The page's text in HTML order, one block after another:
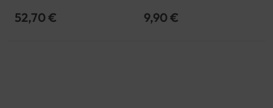
Pauillac | AOP
52,70 € 9,90 €